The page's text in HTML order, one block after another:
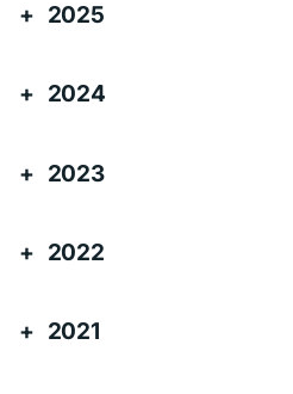
2025
2024
2023
2022
2021